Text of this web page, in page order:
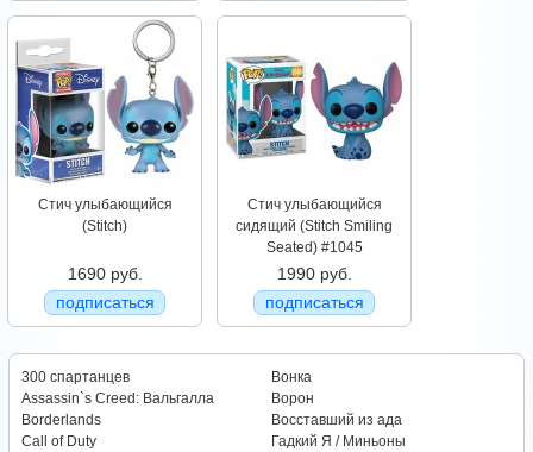
Стич улыбающийся
(Stitch)
1690 руб.
подписаться
Стич улыбающийся
сидящий (Stitch Smiling
Seated) #1045
1990 руб.
подписаться
300 спартанцев
Assassin`s Creed: Вальгалла
Borderlands
Call of Duty
Вонка
Ворон
Восставший из ада
Гадкий Я / Миньоны